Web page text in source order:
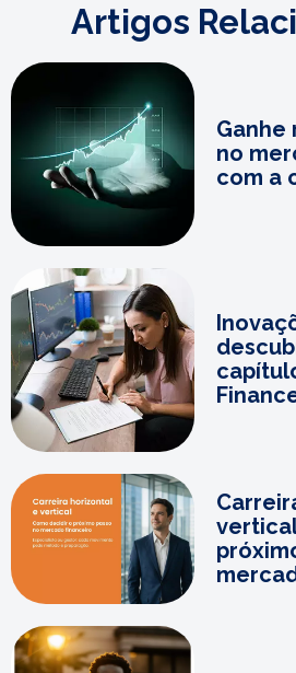
Artigos
no
com a